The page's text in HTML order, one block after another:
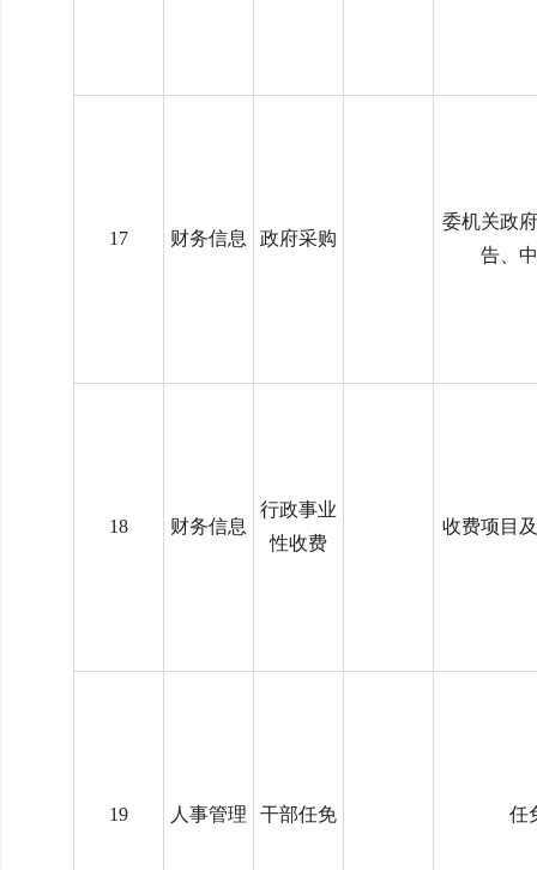
17 财务信息 政府采购
委机关政
告、
18 财务信息
行政事业
性收费
收费项目
19 人事管理 干部任免 任